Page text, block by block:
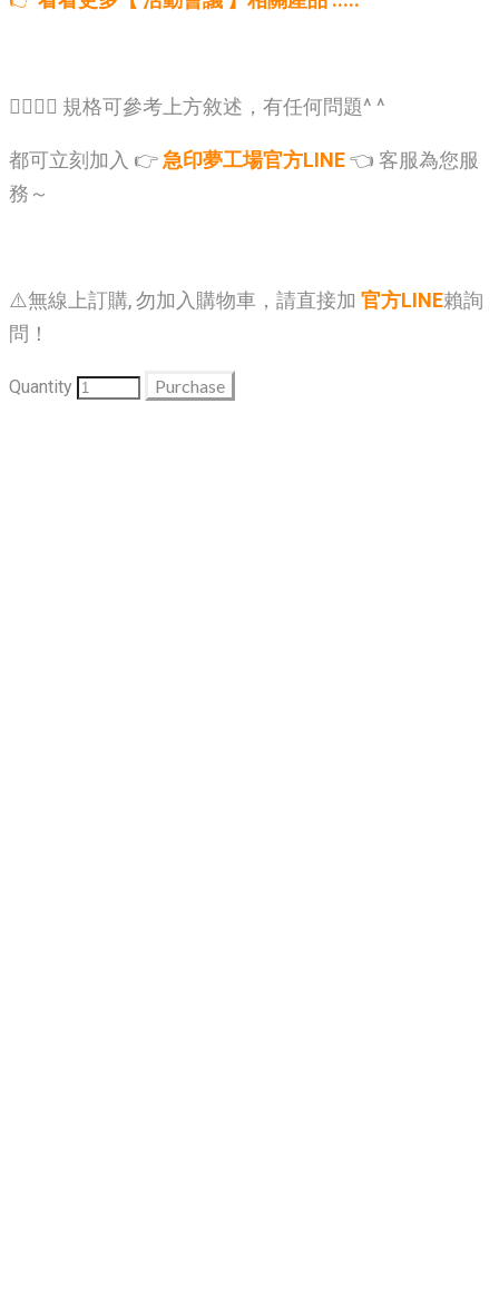
🙋‍♂️🙋‍♂️ 規格可參考上方敘述，有任何問題^ ^
都可立刻加入 👉急印夢工場官方LINE👈 客服為您服
務～
⚠️無線上訂購, 勿加入購物車，請直接加 官方LINE賴詢
問！
Quantity Purchase